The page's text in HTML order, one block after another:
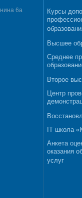
6а
Курсы
Высшее
Среднее
Второе
Центр
IT школа
Анкета
оказания
услуг